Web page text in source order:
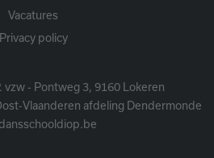
Vacatures
Privacy policy
vzw - Pontweg 3, 9160 Lokeren
Vlaanderen afdeling Dendermonde